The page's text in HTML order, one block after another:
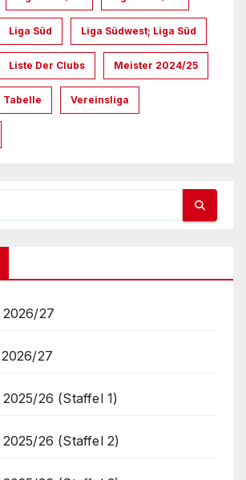
Liga Süd Liga Südwest; Liga Süd
Liste Der Clubs Meister 2024/25
Tabelle Vereinsliga
2026/27
27
2025/26 (Staffel 1)
2025/26 (Staffel 2)